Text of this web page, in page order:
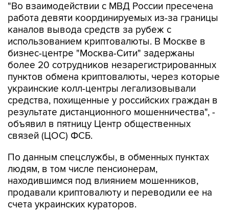
"Во взаимодействии с МВД России пресечена
работа девяти координируемых из-за границы
каналов вывода средств за рубеж с
использованием криптовалюты. В Москве в
бизнес-центре "Москва-Сити" задержаны
более 20 сотрудников незарегистрированных
пунктов обмена криптовалюты, через которые
украинские колл-центры легализовывали
средства, похищенные у российских граждан в
результате дистанционного мошенничества", -
объявил в пятницу Центр общественных
связей (ЦОС) ФСБ.
По данным спецслужбы, в обменных пунктах
людям, в том числе пенсионерам,
находившимся под влиянием мошенников,
продавали криптовалюту и переводили ее на
счета украинских кураторов.